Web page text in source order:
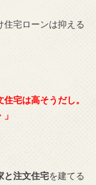
住宅ローンは抑える
宅は高そうだし。
と注文住宅を建てる